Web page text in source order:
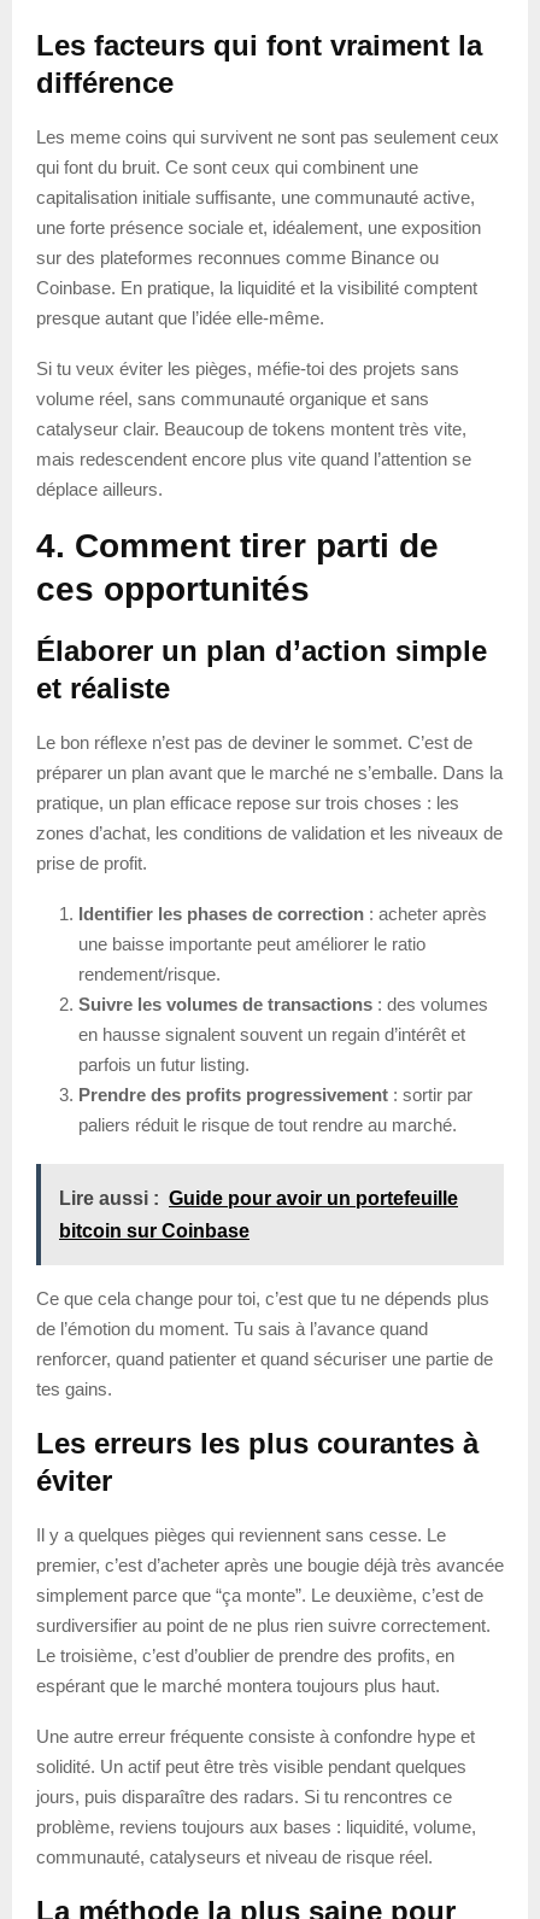
Les facteurs qui font vraiment la
différence
Les meme coins qui survivent ne sont pas seulement ceux
qui font du bruit. Ce sont ceux qui combinent une
capitalisation initiale suffisante, une communauté active,
une forte présence sociale et, idéalement, une exposition
sur des plateformes reconnues comme Binance ou
Coinbase. En pratique, la liquidité et la visibilité comptent
presque autant que l’idée elle-même.
Si tu veux éviter les pièges, méfie-toi des projets sans
volume réel, sans communauté organique et sans
catalyseur clair. Beaucoup de tokens montent très vite,
mais redescendent encore plus vite quand l’attention se
déplace ailleurs.
4. Comment tirer parti de
ces opportunités
Élaborer un plan d’action simple
et réaliste
Le bon réflexe n’est pas de deviner le sommet. C’est de
préparer un plan avant que le marché ne s’emballe. Dans la
pratique, un plan efficace repose sur trois choses : les
zones d’achat, les conditions de validation et les niveaux de
prise de profit.
Identifier les phases de correction : acheter après
une baisse importante peut améliorer le ratio
rendement/risque.
Suivre les volumes de transactions : des volumes
en hausse signalent souvent un regain d’intérêt et
parfois un futur listing.
Prendre des profits progressivement : sortir par
paliers réduit le risque de tout rendre au marché.
Lire aussi : Guide pour avoir un portefeuille
bitcoin sur Coinbase
Ce que cela change pour toi, c’est que tu ne dépends plus
de l’émotion du moment. Tu sais à l’avance quand
renforcer, quand patienter et quand sécuriser une partie de
tes gains.
Les erreurs les plus courantes à
éviter
Il y a quelques pièges qui reviennent sans cesse. Le
premier, c’est d’acheter après une bougie déjà très avancée
simplement parce que “ça monte”. Le deuxième, c’est de
surdiversifier au point de ne plus rien suivre correctement.
Le troisième, c’est d’oublier de prendre des profits, en
espérant que le marché montera toujours plus haut.
Une autre erreur fréquente consiste à confondre hype et
solidité. Un actif peut être très visible pendant quelques
jours, puis disparaître des radars. Si tu rencontres ce
problème, reviens toujours aux bases : liquidité, volume,
communauté, catalyseurs et niveau de risque réel.
La méthode la plus saine pour